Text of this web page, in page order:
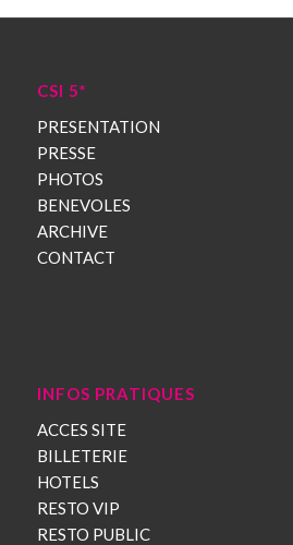
CSI 5*
PRESENTATION
PRESSE
PHOTOS
BENEVOLES
ARCHIVE
CONTACT
INFOS PRATIQUES
ACCES SITE
BILLETERIE
HOTELS
RESTO VIP
RESTO PUBLIC